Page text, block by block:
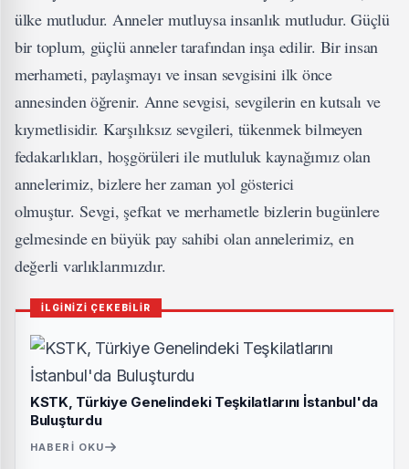
ülke mutludur. Anneler mutluysa insanlık mutludur. Güçlü
bir toplum, güçlü anneler tarafından inşa edilir. Bir insan
merhameti, paylaşmayı ve insan sevgisini ilk önce
annesinden öğrenir. Anne sevgisi, sevgilerin en kutsalı ve
kıymetlisidir. Karşılıksız sevgileri, tükenmek bilmeyen
fedakarlıkları, hoşgörüleri ile mutluluk kaynağımız olan
annelerimiz, bizlere her zaman yol gösterici
olmuştur. Sevgi, şefkat ve merhametle bizlerin bugünlere
gelmesinde en büyük pay sahibi olan annelerimiz, en
değerli varlıklarımızdır.
İLGİNİZİ ÇEKEBİLİR
KSTK, Türkiye Genelindeki Teşkilatlarını İstanbul'da
Buluşturdu
HABERI OKU